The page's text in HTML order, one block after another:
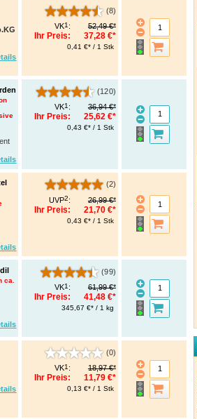
(8)
VK1 : 52,49 €*
Ihr Preis: 37,28 €*
0,41 €* / 1 Stk
(120)
VK1 : 36,94 €*
Ihr Preis: 25,62 €*
0,43 €* / 1 Stk
(2)
UVP2: 26,99 €*
Ihr Preis: 21,70 €*
0,43 €* / 1 Stk
ca.
(99)
VK1 : 61,99 €*
Ihr Preis: 41,48 €*
345,67 €* / 1 kg
(0)
VK1 : 18,97 €*
Ihr Preis: 11,79 €*
0,13 €* / 1 Stk